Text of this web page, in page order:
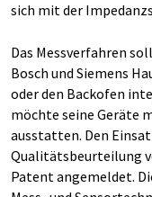
sich mit der
Das Messverfahren
Bosch und Siemens
oder den Backofen
möchte seine Geräte
ausstatten. Den
Qualitätsbeurteilung
Patent angemeldet.